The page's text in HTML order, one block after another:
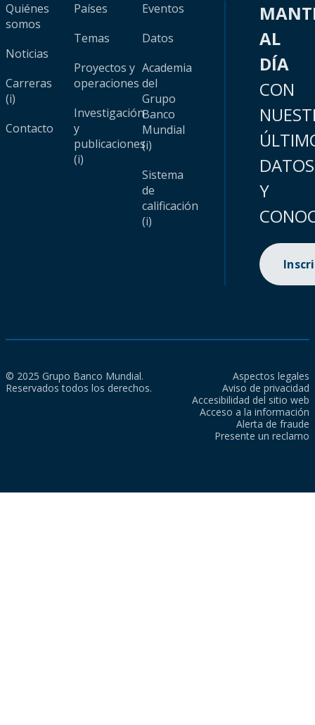
Quiénes
somos
Noticias
Carreras
(i)
Contacto
Países
Temas
Proyectos y
operaciones
Investigación
y
publicaciones
(i)
Eventos
Datos
Academia
del
Grupo
Banco
Mundial
(i)
Sistema
de
calificación
(i)
AL
DÍA
CON
DATOS
Y
© 2025 Grupo Banco Mundial.
Reservados todos los derechos.
Aspectos legales
Aviso de privacidad
Accesibilidad del sitio web
Acceso a la información
Alerta de fraude
Presente un reclamo